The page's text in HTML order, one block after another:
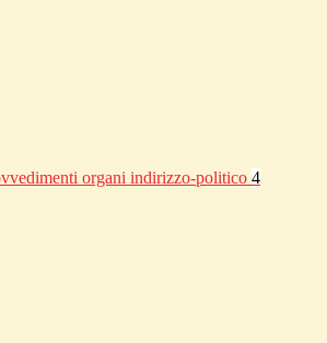
organi indirizzo-politico 4